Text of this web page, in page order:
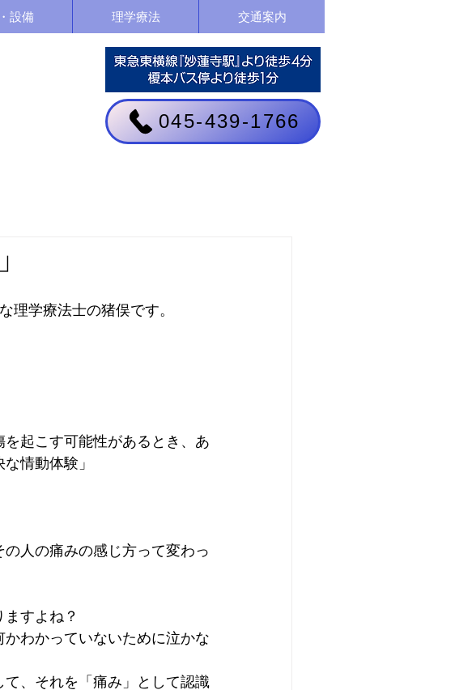
設備 理学療法 交通案内
045-439-1766
理学療法士の猪俣です。
を起こす可能性があるとき、あ
情動体験」
人の痛みの感じ方って変わっ
すよね？
わかっていないために泣かな
、それを「痛み」として認識